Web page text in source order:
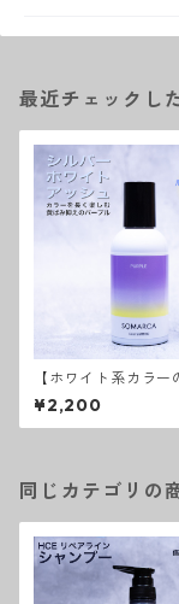
最近チェックし
【ホワイト系カラー
はこれ！】ソマルカ
シャンプーパープル
¥2,200
同じカテゴリの